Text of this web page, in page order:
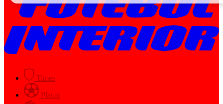
Times
Placar